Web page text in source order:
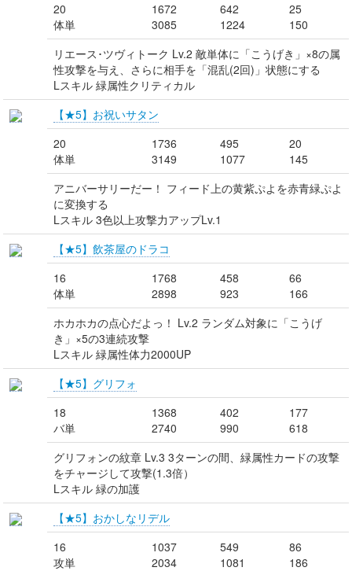
20
体単
1672
3085
642
1224
25
150
リエース･ツヴィトーク Lv.2 敵単体に「こうげき」×8の属
性攻撃を与え、さらに相手を「混乱(2回)」状態にする
Lスキル 緑属性クリティカル
【★5】お祝いサタン
20
体単
1736
3149
495
1077
20
145
アニバーサリーだー！ フィード上の黄紫ぷよを赤青緑ぷよ
に変換する
Lスキル 3色以上攻撃力アップLv.1
【★5】飲茶屋のドラコ
16
体単
1768
2898
458
923
66
166
ホカホカの点心だよっ！ Lv.2 ランダム対象に「こうげ
き」×5の3連続攻撃
Lスキル 緑属性体力2000UP
【★5】グリフォ
18
バ単
1368
2740
402
990
177
618
グリフォンの紋章 Lv.3 3ターンの間、緑属性カードの攻撃
をチャージして攻撃(1.3倍）
Lスキル 緑の加護
【★5】おかしなリデル
16
攻単
1037
2034
549
1081
86
186